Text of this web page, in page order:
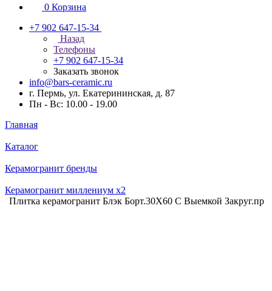
0 Корзина
+7 902 647-15-34
Назад
Телефоны
+7 902 647-15-34
Заказать звонок
info@bars-ceramic.ru
г. Пермь, ул. Екатерининская, д. 87
Пн - Вс: 10.00 - 19.00
Главная
Каталог
Керамогранит бренды
Керамогранит миллениум x2
Плитка керамогранит Блэк Борт.30X60 С Выемкой Закруг.пр